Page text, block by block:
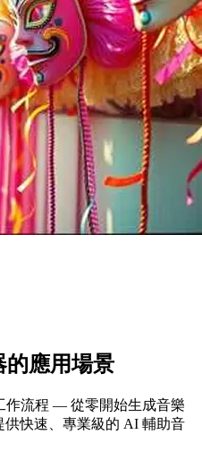
應用場景
作流程 — 從零開始生成音樂
快速、專業級的 AI 輔助音